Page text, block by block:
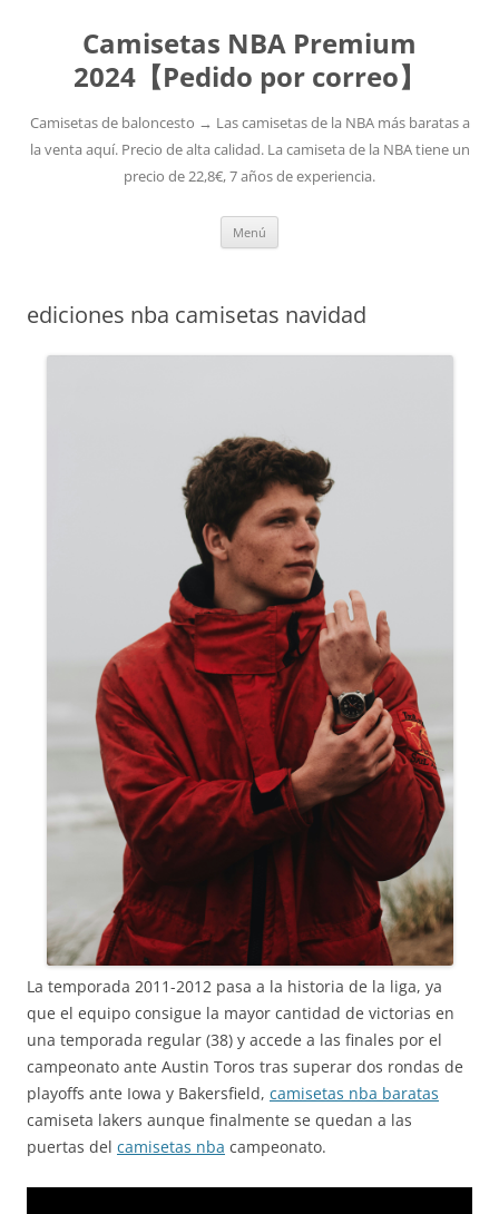
Camisetas NBA Premium
2024【Pedido por correo】
Camisetas de baloncesto → Las camisetas de la NBA más baratas a
la venta aquí. Precio de alta calidad. La camiseta de la NBA tiene un
precio de 22,8€, 7 años de experiencia.
Menú
ediciones nba camisetas navidad
La temporada 2011-2012 pasa a la historia de la liga, ya
que el equipo consigue la mayor cantidad de victorias en
una temporada regular (38) y accede a las finales por el
campeonato ante Austin Toros tras superar dos rondas de
playoffs ante Iowa y Bakersfield, camisetas nba baratas
camiseta lakers aunque finalmente se quedan a las
puertas del camisetas nba campeonato.